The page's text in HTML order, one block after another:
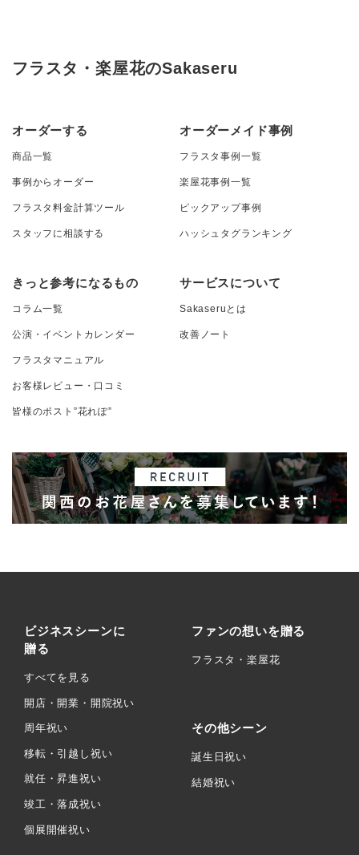
フラスタ・楽屋花のSakaseru
オーダーする
商品一覧
事例からオーダー
フラスタ料金計算ツール
スタッフに相談する
オーダーメイド事例
フラスタ事例一覧
楽屋花事例一覧
ピックアップ事例
ハッシュタグランキング
きっと参考になるもの
コラム一覧
公演・イベントカレンダー
フラスタマニュアル
お客様レビュー・口コミ
皆様のポスト”花れぽ”
サービスについて
Sakaseruとは
改善ノート
ビジネスシーンに
贈る
すべてを見る
開店・開業・開院祝い
周年祝い
移転・引越し祝い
就任・昇進祝い
竣工・落成祝い
個展開催祝い
ファンの想いを贈る
フラスタ・楽屋花
その他シーン
誕生日祝い
結婚祝い